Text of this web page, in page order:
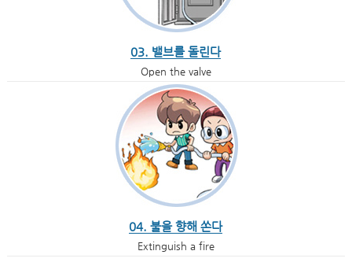
03. 밸브를 돌린다
Open the valve
04. 불을 향해 쏜다
Extinguish a fire